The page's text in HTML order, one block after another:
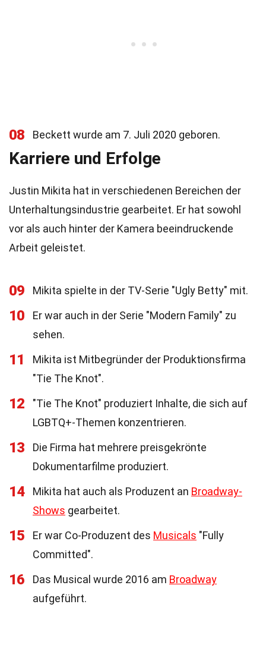
08 Beckett wurde am 7. Juli 2020 geboren.
Karriere und Erfolge
Justin Mikita hat in verschiedenen Bereichen der
Unterhaltungsindustrie gearbeitet. Er hat sowohl
vor als auch hinter der Kamera beeindruckende
Arbeit geleistet.
09 Mikita spielte in der TV-Serie "Ugly Betty" mit.
10
Er war auch in der Serie "Modern Family" zu
sehen.
11
Mikita ist Mitbegründer der Produktionsfirma
"Tie The Knot".
12
"Tie The Knot" produziert Inhalte, die sich auf
LGBTQ+-Themen konzentrieren.
13
Die Firma hat mehrere preisgekrönte
Dokumentarfilme produziert.
14 Mikita hat auch als Produzent an Broadway-
Shows gearbeitet.
15 Er war Co-Produzent des Musicals "Fully
Committed".
16 Das Musical wurde 2016 am Broadway
aufgeführt.